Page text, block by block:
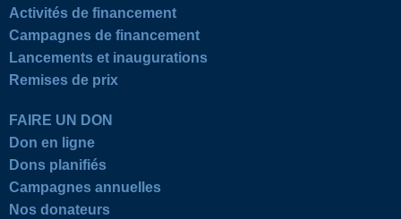
Activités de financement
Campagnes de financement
Lancements et inaugurations
Remises de prix
FAIRE UN DON
Don en ligne
Dons planifiés
Campagnes annuelles
Nos donateurs